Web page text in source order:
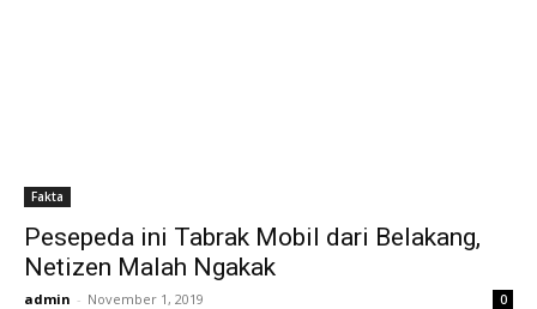
Fakta
Pesepeda ini Tabrak Mobil dari Belakang,
Netizen Malah Ngakak
admin - November 1, 2019 0